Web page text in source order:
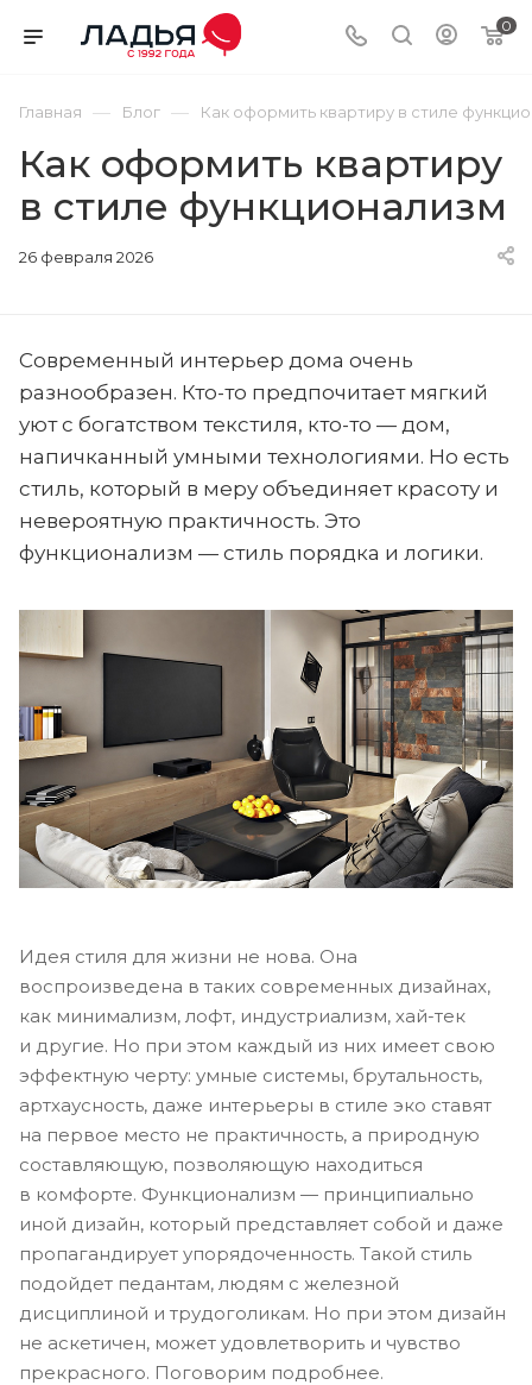
0
Главная — Блог — Как оформить квартиру в стиле
Как оформить квартиру
в стиле функционализм
26 февраля 2026
Современный интерьер дома очень
разнообразен. Кто-то предпочитает мягкий
уют с богатством текстиля, кто-то — дом,
напичканный умными технологиями. Но есть
стиль, который в меру объединяет красоту и
невероятную практичность. Это
функционализм — стиль порядка и логики.
Идея стиля для жизни не нова. Она
воспроизведена в таких современных дизайнах,
как минимализм, лофт, индустриализм, хай-тек
и другие. Но при этом каждый из них имеет свою
эффектную черту: умные системы, брутальность,
артхаусность, даже интерьеры в стиле эко ставят
на первое место не практичность, а природную
составляющую, позволяющую находиться
в комфорте. Функционализм — принципиально
иной дизайн, который представляет собой и даже
пропагандирует упорядоченность. Такой стиль
подойдет педантам, людям с железной
дисциплиной и трудоголикам. Но при этом дизайн
не аскетичен, может удовлетворить и чувство
прекрасного. Поговорим подробнее.